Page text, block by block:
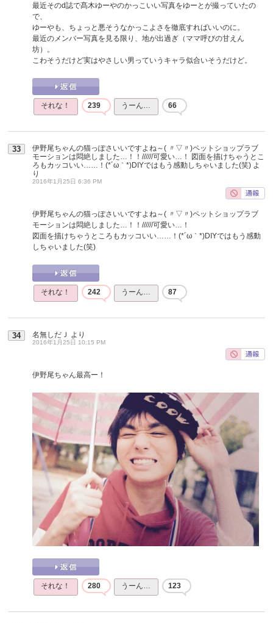
最近そのd誌で髙木ゆーやのかっこいい写真をゆーとが撮っていたの
で、
ゆーやも、ちょっと悪そうなかっこよさを徹底すればいいのに。
最近のメンバー写真を見る限り、地が出過ぎ（ママ呼びの甘えん
坊）。
こわそうだけど実はやさしい男っていうキャラ似合いそうだけど。
それな！ 239 うーん… 66
33
伊野尾ちゃんの猫っぽさいいですよね～( 〃▽〃)ペットショップラブ
モーションは悶絶しました…！！//////可愛い…！ 図面を描けちゃうとこ
ろもカッコいい……！(*´ω｀*)DIYではもう感動しちゃいました(笑) よ
り
2016年1月25日 6:36 PM
伊野尾ちゃんの猫っぽさいいですよね～( 〃▽〃)ペットショップラブ
モーションは悶絶しました…！！//////可愛い…！
図面を描けちゃうところもカッコいい……！(*´ω｀*)DIYではもう感動
しちゃいました(笑)
それな！ 242 うーん… 87
34 名無しだＪ より
2016年1月25日 10:15 PM
伊野尾ちゃん最高ー！
それな！ 280 うーん… 123